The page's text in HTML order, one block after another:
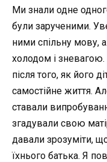
Ми знали одне
були зарученими.
ними спільну мову,
холодом і
після того, як його
самостійне життя.
ставали
згадували свою
давали зрозуміти,
їхнього батька. Я